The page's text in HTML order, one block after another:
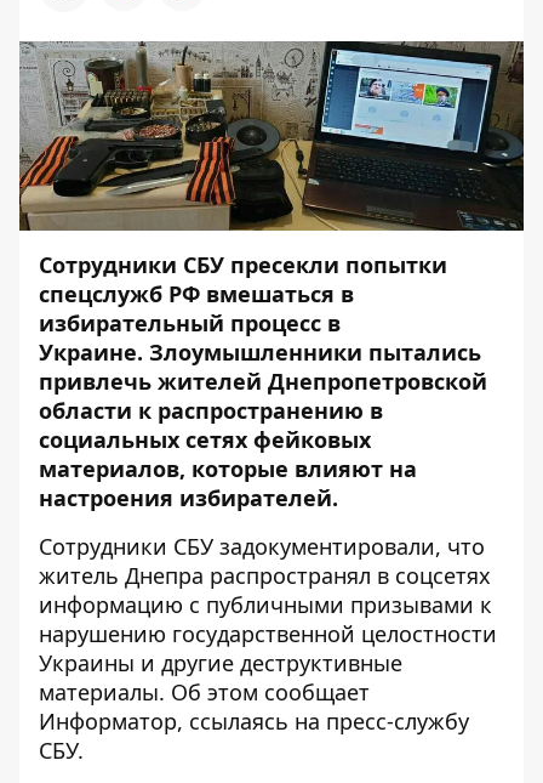
Сотрудники СБУ пресекли попытки
спецслужб РФ вмешаться в
избирательный процесс в
Украине. Злоумышленники пытались
привлечь жителей Днепропетровской
области к распространению в
социальных сетях фейковых
материалов, которые влияют на
настроения избирателей.
Сотрудники СБУ задокументировали, что
житель Днепра распространял в соцсетях
информацию с публичными призывами к
нарушению государственной целостности
Украины и другие деструктивные
материалы. Об этом сообщает
Информатор, ссылаясь на пресс-службу
СБУ.